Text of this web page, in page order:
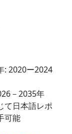
: 2020ー2024
－2035年
て日本語レポ
可能